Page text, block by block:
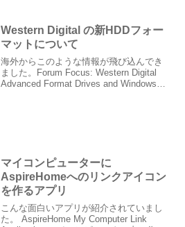
Home Server を購入し Club M...
Western Digital の新HDDフォー
マットについて
海外からこのような情報が飛び込んでき
ました。Forum Focus: Western Digital
Advanced Format Drives and Windows
マイコンピューターに
AspireHomeへのリンクアイコン
を作るアプリ
こんな面白いアプリが紹介されていまし
た。 AspireHome My Computer Link